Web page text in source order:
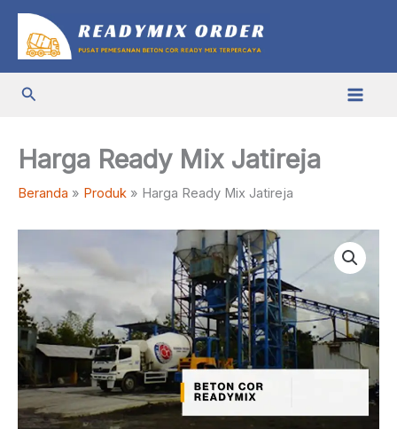
konten
Cari
Harga Ready Mix Jatireja
Beranda Produk Harga Ready Mix Jatireja